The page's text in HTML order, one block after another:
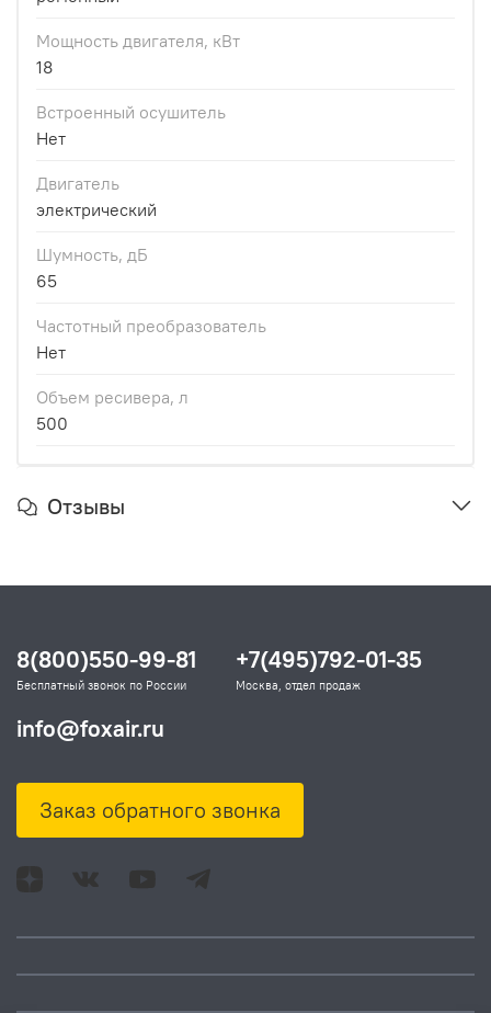
Мощность двигателя, кВт
18
Встроенный осушитель
Нет
Двигатель
электрический
Шумность, дБ
65
Частотный преобразователь
Нет
Объем ресивера, л
500
Отзывы
8(800)550-99-81
Бесплатный звонок по России
+7(495)792-01-35
Москва, отдел продаж
info@foxair.ru
Заказ обратного звонка